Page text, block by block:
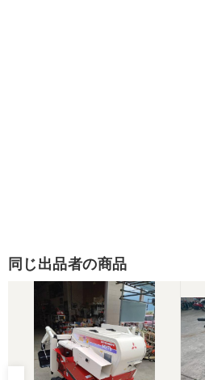
同じ出品者の商品